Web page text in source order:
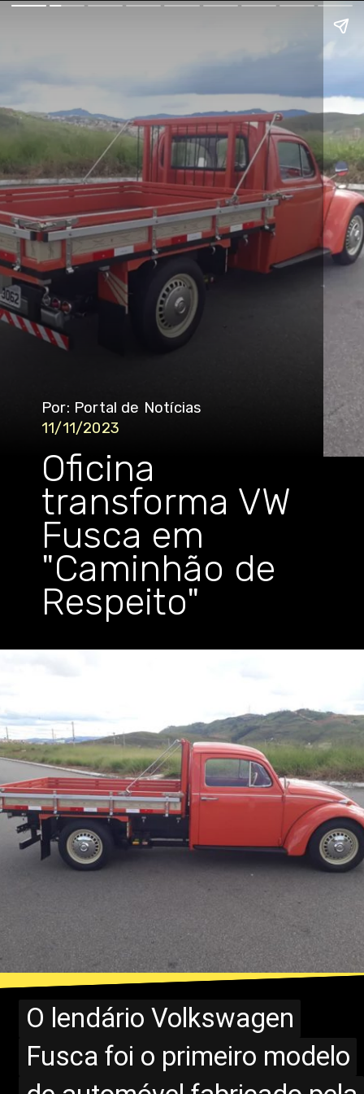
Por: Portal de Notícias
11/11/2023
Oficina
transforma VW
Fusca em
"Caminhão de
Respeito"
O lendário Volkswagen
Fusca foi o primeiro modelo
O lendário Volkswagen
Fusca foi o primeiro modelo